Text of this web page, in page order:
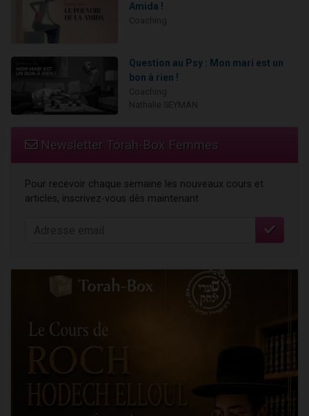
Amida !
Question au Psy : Mon mari est un
bon à rien !
Newsletter Torah-Box Femmes
Pour recevoir chaque semaine les nouveaux cours et
articles, inscrivez-vous dès maintenant :